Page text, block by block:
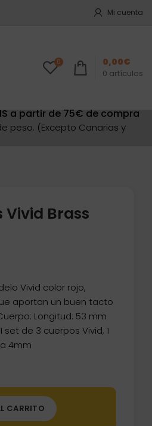
Mi cuenta
0
0 artículos
0,00€
a partir de 75€ de compra
peso. (Excepto Canarias y
Brass
Vivid color rojo,
aportan un buen tacto
Longitud: 53 mm
de 3 cuerpos Vivid, 1
4mm
18g cantidad
CARRITO